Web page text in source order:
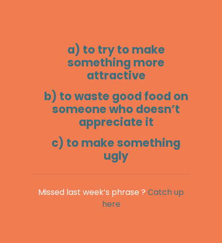
a) to try to make
something more
attractive
b) to waste good food on
someone who doesn’t
appreciate it
c) to make something
ugly
Missed last week’s phrase ? Catch up
here